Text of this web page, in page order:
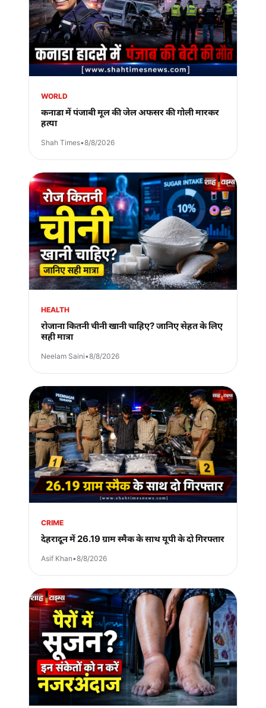
WORLD
कनाडा में पंजाबी मूल की जेल अफसर की गोली मारकर
हत्या
Shah Times•8/8/2026
HEALTH
रोजाना कितनी चीनी खानी चाहिए? जानिए सेहत के लिए
सही मात्रा
Neelam Saini•8/8/2026
CRIME
देहरादून में 26.19 ग्राम स्मैक के साथ यूपी के दो गिरफ्तार
Asif Khan•8/8/2026